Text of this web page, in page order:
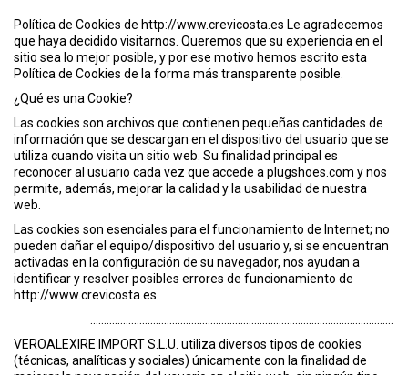
Política de Cookies de http://www.crevicosta.es Le agradecemos
que haya decidido visitarnos. Queremos que su experiencia en el
sitio sea lo mejor posible, y por ese motivo hemos escrito esta
Política de Cookies de la forma más transparente posible.
¿Qué es una Cookie?
Las cookies son archivos que contienen pequeñas cantidades de
información que se descargan en el dispositivo del usuario que se
utiliza cuando visita un sitio web. Su finalidad principal es
reconocer al usuario cada vez que accede a plugshoes.com y nos
permite, además, mejorar la calidad y la usabilidad de nuestra
web.
Las cookies son esenciales para el funcionamiento de Internet; no
pueden dañar el equipo/dispositivo del usuario y, si se encuentran
activadas en la configuración de su navegador, nos ayudan a
identificar y resolver posibles errores de funcionamiento de
http://www.crevicosta.es
VEROALEXIRE IMPORT S.L.U. utiliza diversos tipos de cookies
(técnicas, analíticas y sociales) únicamente con la finalidad de